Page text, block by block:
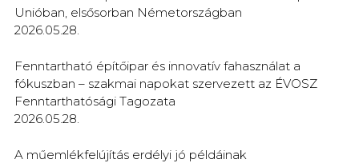
Unióban, elsősorban Németországban
2026.05.28.
Fenntartható építőipar és innovatív fahasználat a
fókuszban – szakmai napokat szervezett az ÉVOSZ
Fenntarthatósági Tagozata
2026.05.28.
A műemlékfelújítás erdélyi jó példáinak